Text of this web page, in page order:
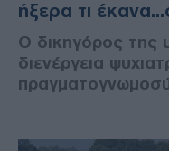
ήξερα τι
Ο δικηγόρος της
διενέργεια